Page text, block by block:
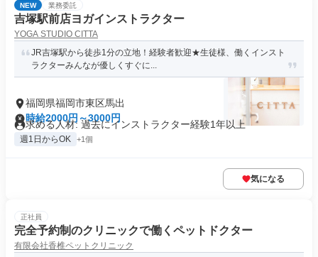
NEW 業務委託
吉塚駅前店ヨガインストラクター
YOGA STUDIO CITTA
JR吉塚駅から徒歩1分の立地！経験者歓迎★生徒様、働くインスト
ラクターみんなが優しくすぐに...
福岡県福岡市東区馬出
時給2000円～3000円
求める人材: 過去にインストラクター経験1年以上
週1日からOK +1個
気になる
正社員
完全予約制のクリニックで働くペットドクター
有限会社香椎ペットクリニック